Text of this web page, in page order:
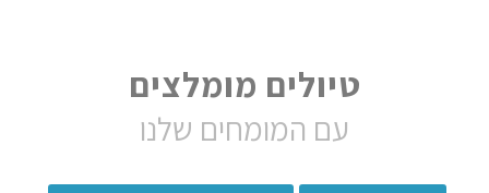
טיולים מומלצים
עם המומחים שלנו